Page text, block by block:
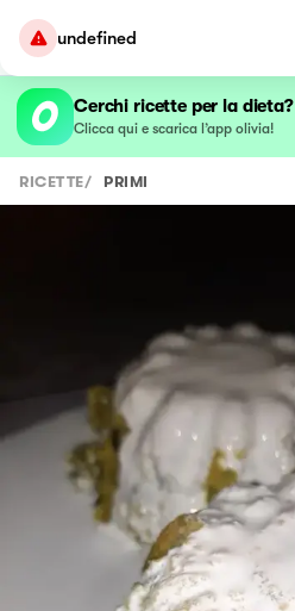
undefined
Cerchi ricette per la dieta?
Clicca qui e scarica l’app olivia!
RICETTE/ PRIMI